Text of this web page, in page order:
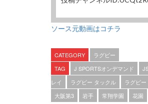
ソース元動画はコチラ
CATEGORY
ラグビー
TAG
J SPORTSオンデマンド
レイ
ラグビー タックル ラグビ
大阪第3
岩手 常翔学園 花園